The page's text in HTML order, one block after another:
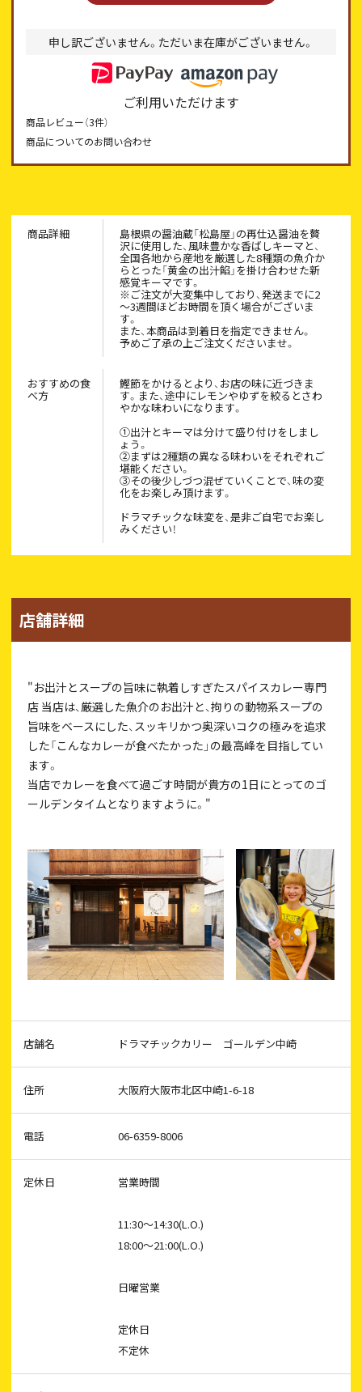
申し訳ございません。ただいま在庫がございません。
ご利用いただけます
商品レビュー（3件）
商品についてのお問い合わせ
商品詳細 島根県の醤油蔵「松島屋」の再仕込醤油を贅
沢に使用した、風味豊かな香ばしキーマと、
全国各地から産地を厳選した8種類の魚介か
らとった「黄金の出汁餡」を掛け合わせた新
感覚キーマです。
※ご注文が大変集中しており、発送までに2
～3週間ほどお時間を頂く場合がございま
す。
また、本商品は到着日を指定できません。
予めご了承の上ご注文くださいませ。
おすすめの食
べ方
鰹節をかけるとより、お店の味に近づきま
す。また、途中にレモンやゆずを絞るとさわ
やかな味わいになります。
①出汁とキーマは分けて盛り付けをしまし
ょう。
②まずは2種類の異なる味わいをそれぞれご
堪能ください。
③その後少しづつ混ぜていくことで、味の変
化をお楽しみ頂けます。
ドラマチックな味変を、是非ご自宅でお楽し
みください！
店舗詳細
"お出汁とスープの旨味に執着しすぎたスパイスカレー専門
店 当店は、厳選した魚介のお出汁と、拘りの動物系スープの
旨味をベースにした、スッキリかつ奥深いコクの極みを追求
した「こんなカレーが食べたかった」の最高峰を目指してい
ます。
当店でカレーを食べて過ごす時間が貴方の1日にとってのゴ
ールデンタイムとなりますように。"
店舗名 ドラマチックカリー ゴールデン中崎
住所 大阪府大阪市北区中崎1-6-18
電話 06-6359-8006
定休日 営業時間
11:30～14:30(L.O.)
18:00～21:00(L.O.)
日曜営業
定休日
不定休